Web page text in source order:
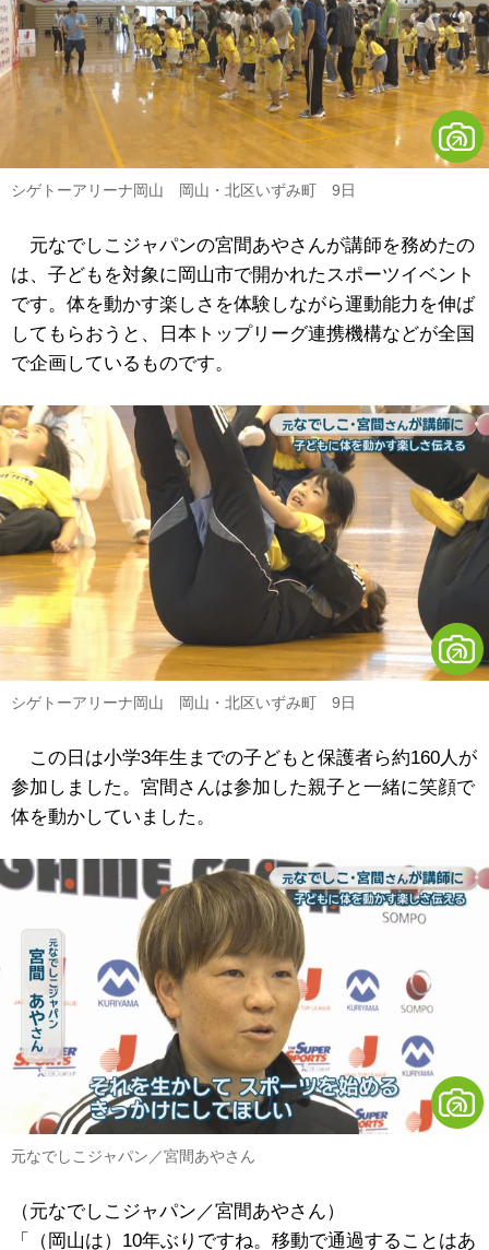
シゲトーアリーナ岡山 岡山・北区いずみ町 9日
元なでしこジャパンの宮間あやさんが講師を務めたの
は、子どもを対象に岡山市で開かれたスポーツイベント
です。体を動かす楽しさを体験しながら運動能力を伸ば
してもらおうと、日本トップリーグ連携機構などが全国
で企画しているものです。
シゲトーアリーナ岡山 岡山・北区いずみ町 9日
この日は小学3年生までの子どもと保護者ら約160人が
参加しました。宮間さんは参加した親子と一緒に笑顔で
体を動かしていました。
元なでしこジャパン／宮間あやさん
（元なでしこジャパン／宮間あやさん）
「（岡山は）10年ぶりですね。移動で通過することはあ